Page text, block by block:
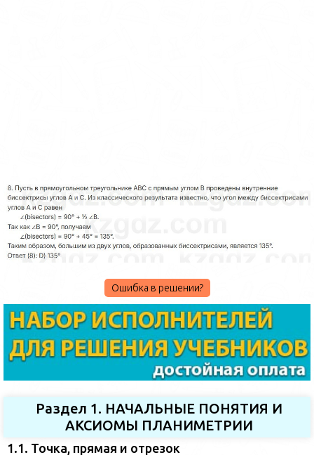
Ошибка в решении?
Раздел 1. НАЧАЛЬНЫЕ ПОНЯТИЯ И
АКСИОМЫ ПЛАНИМЕТРИИ
1.1. Точка, прямая и отрезок